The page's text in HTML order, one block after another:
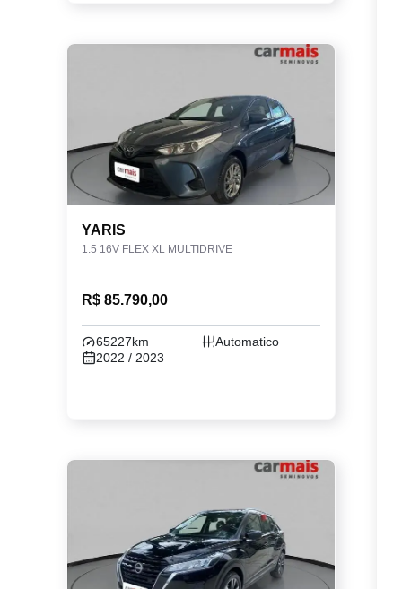
YARIS
1.5 16V FLEX XL MULTIDRIVE
R$ 85.790,00
65227km
Automatico
2022 / 2023